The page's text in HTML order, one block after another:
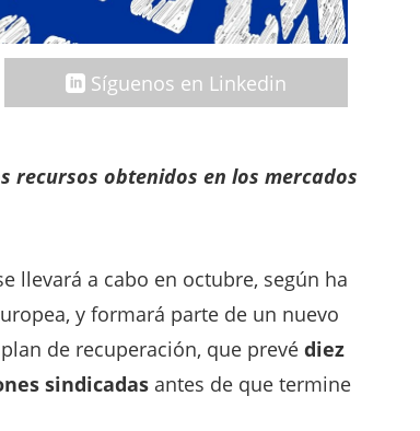
Síguenos en Linkedin
recursos obtenidos en los mercados
llevará a cabo en octubre, según ha
y formará parte de un nuevo
de recuperación, que prevé diez
sindicadas antes de que termine